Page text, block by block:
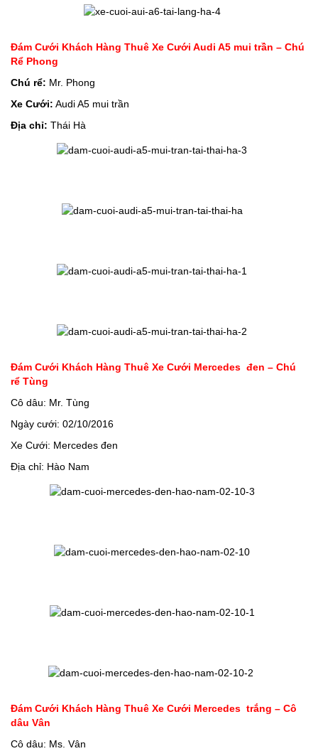
Đám Cưới Khách Hàng Thuê Xe Cưới Audi A5 mui trần – Chú
Rể Phong
Chú rể: Mr. Phong
Xe Cưới: Audi A5 mui trần
Địa chỉ: Thái Hà
Đám Cưới Khách Hàng Thuê Xe Cưới Mercedes đen – Chú
rể Tùng
Cô dâu: Mr. Tùng
Ngày cưới: 02/10/2016
Xe Cưới: Mercedes đen
Địa chỉ: Hào Nam
Đám Cưới Khách Hàng Thuê Xe Cưới Mercedes trắng – Cô
dâu Vân
Cô dâu: Ms. Vân